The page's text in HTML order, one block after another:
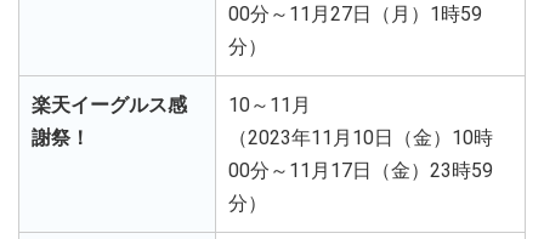
00分～11月27日（月）1時59
分）
楽天イーグルス感
謝祭！
10～11月
（2023年11月10日（金）10時
00分～11月17日（金）23時59
分）